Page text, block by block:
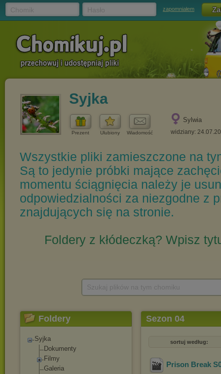
zapomniałem
Syjka
Prezent Ulubiony Wiadomość
Sylwia
widziany:
Foldery
Syjka
Dokumenty
Filmy
Galeria
Sezon 04
sortuj według:
Prison Break